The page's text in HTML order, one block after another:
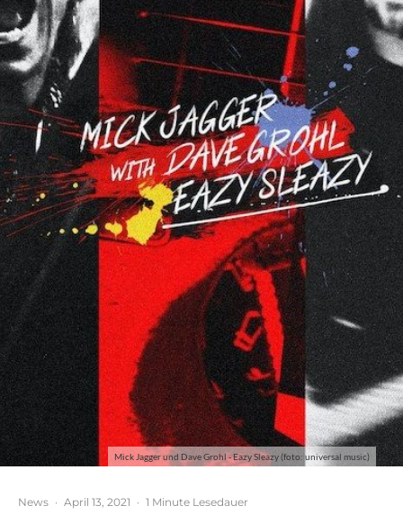
Mick Jagger und Dave Grohl - Eazy Sleazy (foto: universal music)
News · April 13, 2021 · 1 Minute Lesedauer